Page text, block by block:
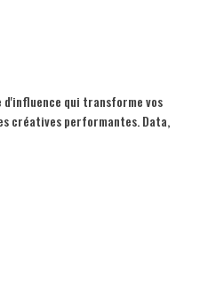
qui transforme vos
créatives performantes. Data,